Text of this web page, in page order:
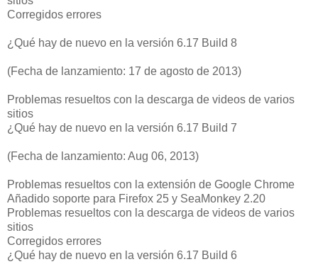
Corregidos errores
¿Qué hay de nuevo en la versión 6.17 Build 8
(Fecha de lanzamiento: 17 de agosto de 2013)
Problemas resueltos con la descarga de videos de varios
sitios
¿Qué hay de nuevo en la versión 6.17 Build 7
(Fecha de lanzamiento: Aug 06, 2013)
Problemas resueltos con la extensión de Google Chrome
Añadido soporte para Firefox 25 y SeaMonkey 2.20
Problemas resueltos con la descarga de videos de varios
sitios
Corregidos errores
¿Qué hay de nuevo en la versión 6.17 Build 6